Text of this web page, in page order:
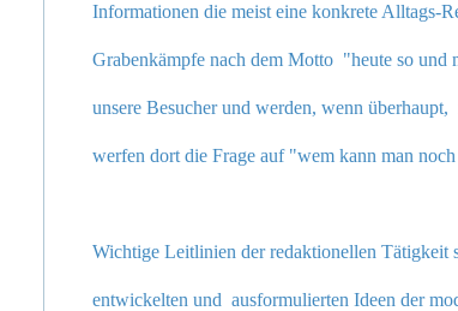
Informationen die meist eine konkrete Alltags-
Grabenkämpfe nach dem Motto "heute so und
unsere Besucher und werden, wenn
werfen dort die Frage auf "wem kann man noch
Wichtige Leitlinien der redaktionellen Tätigkeit
entwickelten und ausformulierten Ideen der